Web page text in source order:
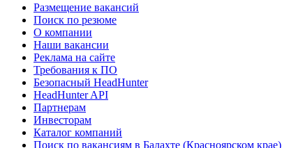
Размещение вакансий
Поиск по резюме
О компании
Наши вакансии
Реклама на сайте
Требования к ПО
Безопасный HeadHunter
HeadHunter API
Партнерам
Инвесторам
Каталог компаний
Поиск по вакансиям в Балахте (Красноярском крае)